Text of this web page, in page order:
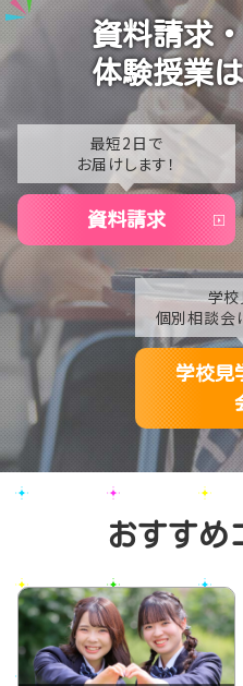
【なんば】夏季休校期間
【なんば】抜群のアクセ
カ通学が叶います✨
2024
2023
2021
2020
資料請求
体験授業
最短2日で
お届けします！
資料請求
学校
個別相談会
学校見
おすすめ